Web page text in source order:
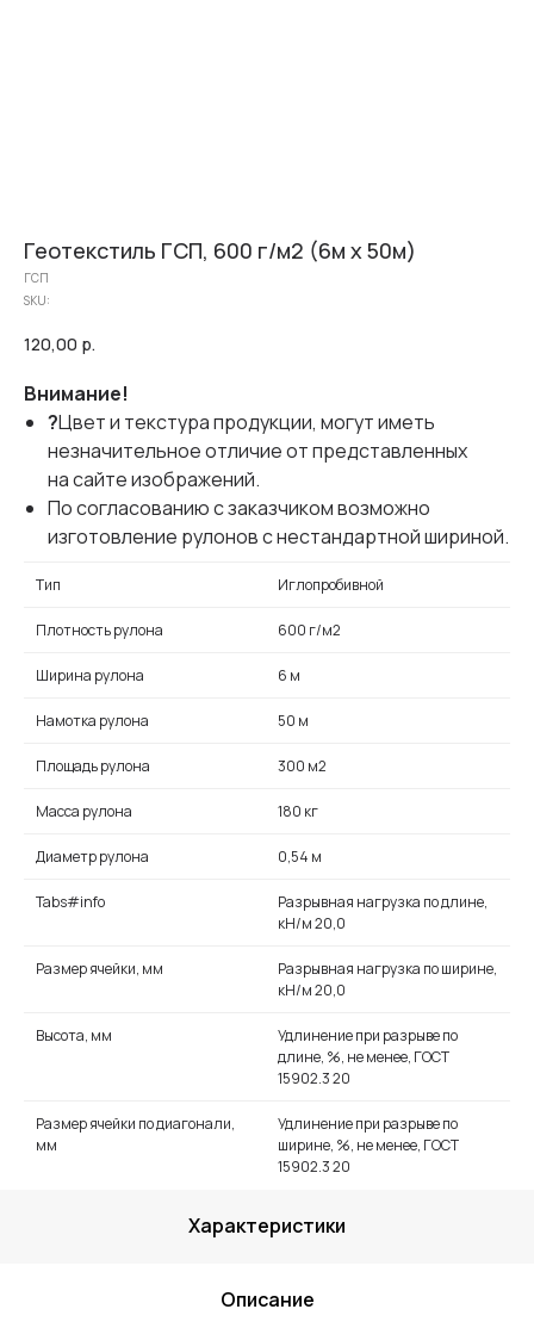
Геотекстиль ГСП, 600 г/м2 (6м х 50м)
ГСП
SKU:
120,00 р.
Внимание!
?Цвет и текстура продукции, могут иметь
незначительное отличие от представленных
на сайте изображений.
По согласованию с заказчиком возможно
изготовление рулонов с нестандартной шириной.
Тип Иглопробивной
Плотность рулона 600 г/м2
Ширина рулона 6 м
Намотка рулона 50 м
Площадь рулона 300 м2
Масса рулона 180 кг
Диаметр рулона 0,54 м
Tabs#info
Разрывная нагрузка по длине,
кН/м 20,0
Размер ячейки, мм
Разрывная нагрузка по ширине,
кН/м 20,0
Высота, мм
Удлинение при разрыве по
длине, %, не менее, ГОСТ
15902.3 20
Размер ячейки по диагонали,
мм
Удлинение при разрыве по
ширине, %, не менее, ГОСТ
15902.3 20
Характеристики
Описание